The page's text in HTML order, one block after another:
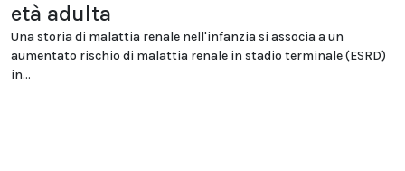
età adulta
Una storia di malattia renale nell'infanzia si associa a un
aumentato rischio di malattia renale in stadio terminale (ESRD)
in...